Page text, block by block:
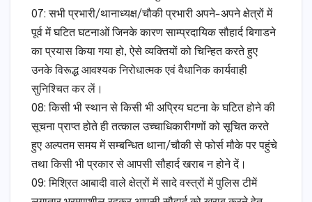
07: सभी प्रभारी/थानाध्यक्ष/चौकी प्रभारी अपने-अपने क्षेत्रों में
पूर्व में घटित घटनाओं जिनके कारण साम्प्रदायिक सौहार्द बिगाडने
का प्रयास किया गया हो, ऐसे व्यक्तियों को चिन्हित करते हुए
उनके विरूद्ध आवश्यक निरोधात्मक एवं वैधानिक कार्यवाही
सुनिश्चित कर लें।
08: किसी भी स्थान से किसी भी अप्रिय घटना के घटित होने की
सूचना प्राप्त होते ही तत्काल उच्चाधिकारीगणों को सूचित करते
हुए अल्पतम समय में सम्बन्धित थाना/चौकी से फोर्स मौके पर पहुंचे
तथा किसी भी प्रकार से आपसी सौहार्द खराब न होने दें।
09: मिश्रित आबादी वाले क्षेत्रों में सादे वस्त्रों में पुलिस टीमें